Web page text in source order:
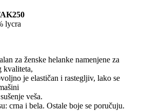
lycra
za ženske helanke namenjene za
kvaliteta,
je elastičan i rastegljiv, lako se
veša.
crna i bela. Ostale boje se poručuju.